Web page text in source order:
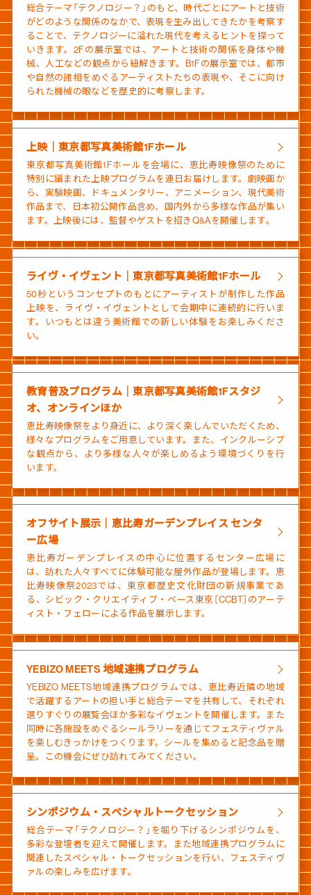
総合テーマ「テクノロジー？」のもと、時代ごとにアートと技術
がどのような関係のなかで、表現を生み出してきたかを考察す
ることで、テクノロジーに溢れた現代を考えるヒントを探って
いきます。2Fの展示室では、アートと技術の関係を身体や機
械、人工などの観点から紐解きます。B1Fの展示室では、都市
や自然の諸相をめぐるアーティストたちの表現や、そこに向け
られた機械の眼などを歴史的に考察します。
上映｜東京都写真美術館1Fホール
東京都写真美術館1Fホールを会場に、恵比寿映像祭のために
特別に編まれた上映プログラムを連日お届けします。劇映画か
ら、実験映画、ドキュメンタリー、アニメーション、現代美術
作品まで、日本初公開作品含め、国内外から多様な作品が集い
ます。上映後には、監督やゲストを招きQ&Aを開催します。
ライヴ・イヴェント｜東京都写真美術館1Fホール
50秒というコンセプトのもとにアーティストが制作した作品
上映を、ライヴ・イヴェントとして会期中に連続的に行いま
す。いつもとは違う美術館での新しい体験をお楽しみくださ
い。
教育普及プログラム｜東京都写真美術館1Fスタジ
オ、オンラインほか
恵比寿映像祭をより身近に、より深く楽しんでいただくため、
様々なプログラムをご用意しています。また、インクルーシブ
な観点から、より多様な人々が楽しめるよう環境づくりを行
います。
オフサイト展示｜恵比寿ガーデンプレイス センタ
ー広場
恵比寿ガーデンプレイスの中心に位置するセンター広場に
は、訪れた人々すべてに体験可能な屋外作品が登場します。恵
比寿映像祭2023では、東京都歴史文化財団の新規事業であ
る、シビック・クリエイティブ・ベース東京［CCBT］のアーテ
ィスト・フェローによる作品を展示します。
YEBIZO MEETS 地域連携プログラム
YEBIZO MEETS地域連携プログラムでは、恵比寿近隣の地域
で活躍するアートの担い手と総合テーマを共有して、それぞれ
選りすぐりの展覧会ほか多彩なイヴェントを開催します。また
同時に各施設をめぐるシールラリーを通じてフェスティヴァル
を楽しむきっかけをつくります。シールを集めると記念品を贈
呈。この機会にぜひ訪れてみてください。
シンポジウム・スペシャルトークセッション
総合テーマ「テクノロジー？」を堀り下げるシンポジウムを、
多彩な登壇者を迎えて開催します。また地域連携プログラムに
関連したスペシャル・トークセッションを行い、フェスティヴ
ァルの楽しみを広げます。